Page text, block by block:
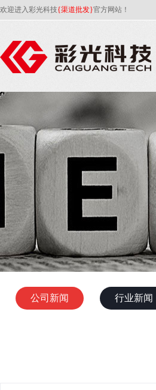
欢迎进入彩光科技{渠道批发}官方网站！
公司新闻 行业新闻